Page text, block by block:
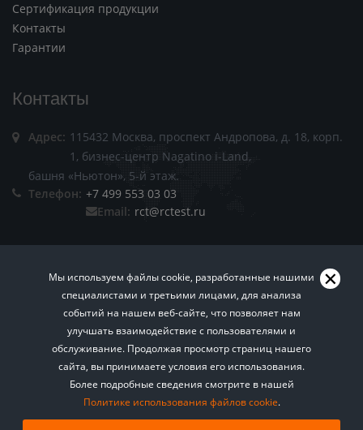
Хотите знать больше? Подписывайтесь на нашу
еженедельную рассылку о техническом
регулировании.
Мы используем файлы cookie, разработанные нашими
специалистами и третьими лицами, для анализа
событий на нашем веб-сайте, что позволяет нам
улучшать взаимодействие с пользователями и
обслуживание. Продолжая просмотр страниц нашего
сайта, вы принимаете условия его использования.
Более подробные сведения смотрите в нашей
Политике использования файлов cookie.
Сертификация продукции
Контакты
Гарантии
Контакты
Адрес: 115432 Москва, проспект Андропова, д. 18, корп.
1, бизнес-центр Nagatino i-Land,
башня «Ньютон», 5-й этаж.
Телефон: +7 499 553 03 03
Email: rct@rctest.ru
Пользовательское соглашение. Политика
конфиденциальности. Правила копирования
материалов сайта.Все права защищены © 2026
Агентство РСТ